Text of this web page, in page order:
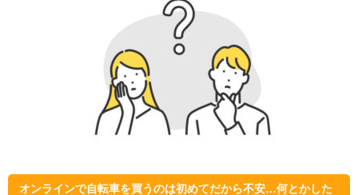
オンラインで自転車を買うのは初めてだから不安…何とかした